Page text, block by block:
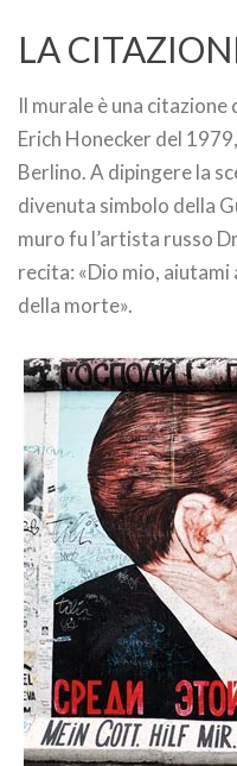
LA
Il murale è una
Erich Honecker del
Berlino. A dipingere la
divenuta simbolo della
muro fu l’artista russo
recita: «Dio mio,
della morte».